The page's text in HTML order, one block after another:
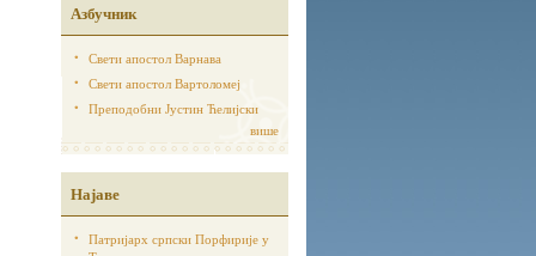
Азбучник
Свети апостол Варнава
Свети апостол Вартоломеј
Преподобни Јустин Ћелијски
више
Најаве
Патријарх српски Порфирије у